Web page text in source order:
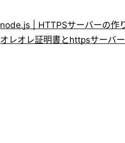
node.js | HTTPSサーバーの作
オレオレ証明書とhttpsサーバ